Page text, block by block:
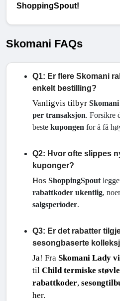
ShoppingSpout!
Skomani FAQs
Q1: Er flere Skomani
enkelt bestilling?
Vanligvis tilbyr Skomani
per transaksjon. Forsikre
beste kupongen for å få
Q2: Hvor ofte slippes
kuponger?
Hos ShoppingSpout
rabattkoder ukentlig,
salgsperioder.
Q3: Er det rabatter
sesongbaserte
Ja! Fra Skomani Lady
til Child termiske
rabattkoder,
her.